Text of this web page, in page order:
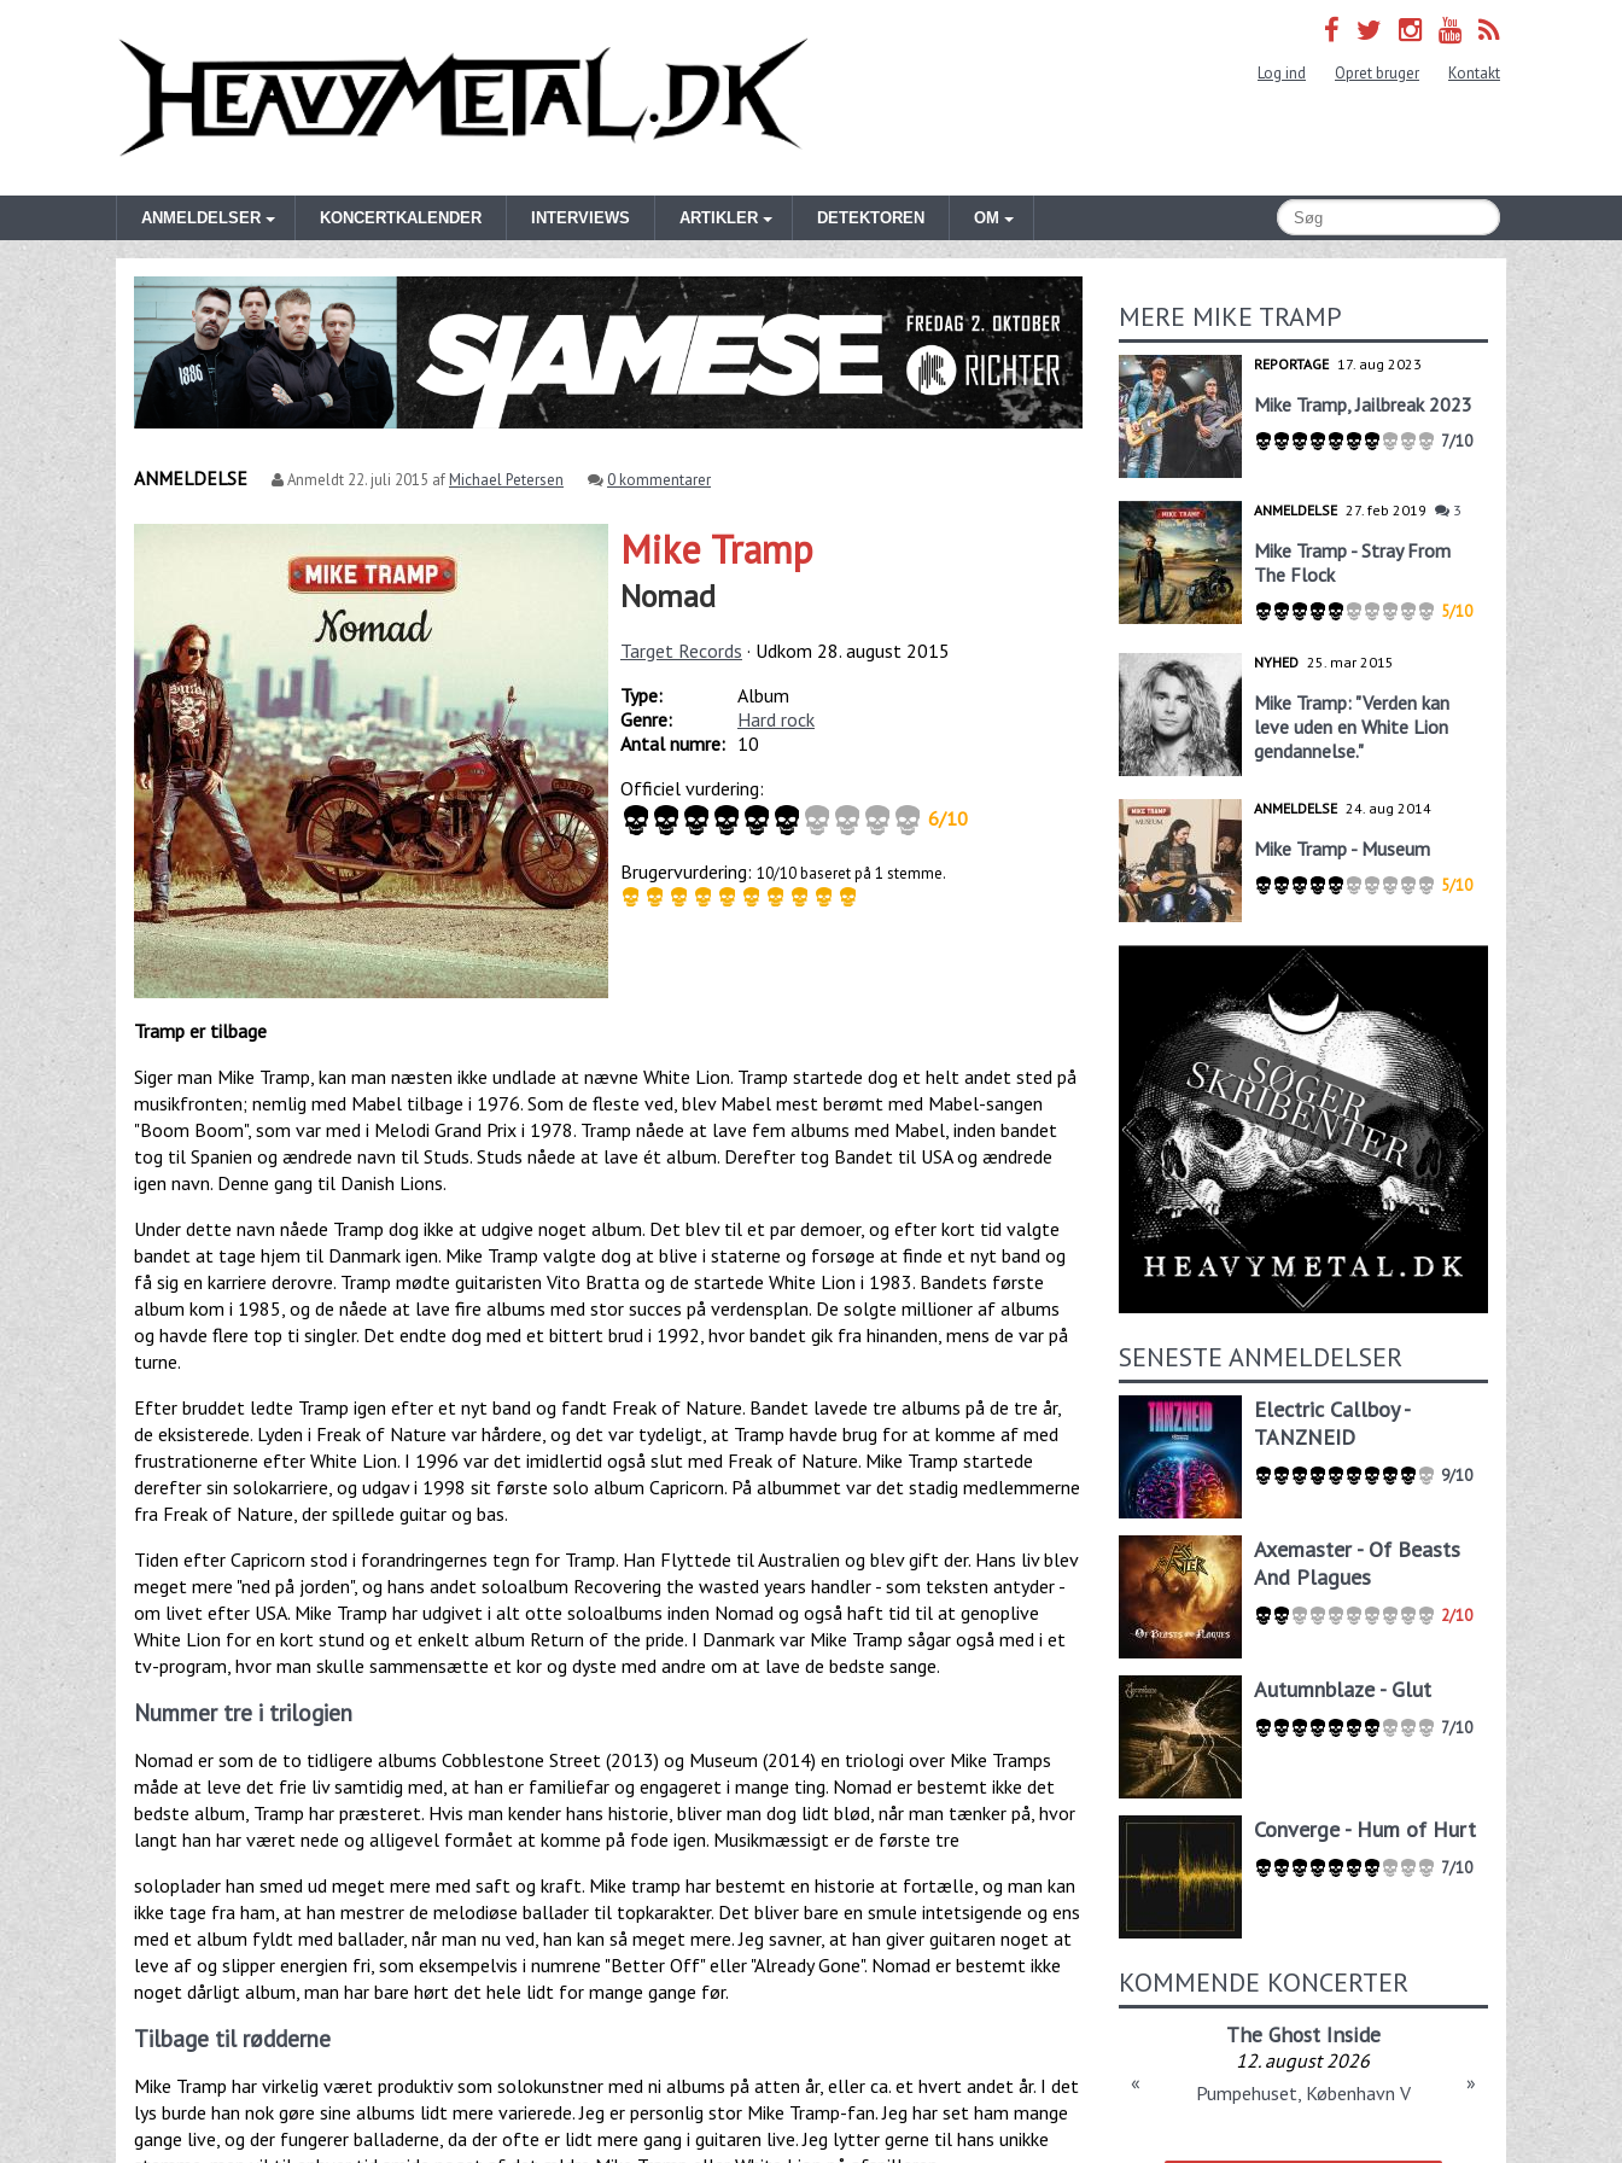
Log ind Opret bruger Kontakt
ANMELDELSER KONCERTKALENDER INTERVIEWS ARTIKLER DETEKTOREN OM
ANMELDELSE Anmeldt 22. juli 2015 afMichael Petersen 0 kommentarer
Mike Tramp
Nomad
Target Records · Udkom 28. august 2015
Type:
Album
Genre:
Hard rock
Antal numre: 10
Officiel vurdering:
6/10
Brugervurdering: 10/10 baseret på 1 stemme.
Tramp er tilbage
Siger man Mike Tramp, kan man næsten ikke undlade at nævne White Lion. Tramp startede dog et helt andet sted på
musikfronten; nemlig med Mabel tilbage i 1976. Som de fleste ved, blev Mabel mest berømt med Mabel-sangen
"Boom Boom", som var med i Melodi Grand Prix i 1978. Tramp nåede at lave fem albums med Mabel, inden bandet
tog til Spanien og ændrede navn til Studs. Studs nåede at lave ét album. Derefter tog Bandet til USA og ændrede
igen navn. Denne gang til Danish Lions.
Under dette navn nåede Tramp dog ikke at udgive noget album. Det blev til et par demoer, og efter kort tid valgte
bandet at tage hjem til Danmark igen. Mike Tramp valgte dog at blive i staterne og forsøge at finde et nyt band og
få sig en karriere derovre. Tramp mødte guitaristen Vito Bratta og de startede White Lion i 1983. Bandets første
album kom i 1985, og de nåede at lave fire albums med stor succes på verdensplan. De solgte millioner af albums
og havde flere top ti singler. Det endte dog med et bittert brud i 1992, hvor bandet gik fra hinanden, mens de var på
turne.
Efter bruddet ledte Tramp igen efter et nyt band og fandt Freak of Nature. Bandet lavede tre albums på de tre år,
de eksisterede. Lyden i Freak of Nature var hårdere, og det var tydeligt, at Tramp havde brug for at komme af med
frustrationerne efter White Lion. I 1996 var det imidlertid også slut med Freak of Nature. Mike Tramp startede
derefter sin solokarriere, og udgav i 1998 sit første solo album Capricorn. På albummet var det stadig medlemmerne
fra Freak of Nature, der spillede guitar og bas.
Tiden efter Capricorn stod i forandringernes tegn for Tramp. Han Flyttede til Australien og blev gift der. Hans liv blev
meget mere "ned på jorden", og hans andet soloalbum Recovering the wasted years handler - som teksten antyder -
om livet efter USA. Mike Tramp har udgivet i alt otte soloalbums inden Nomad og også haft tid til at genoplive
White Lion for en kort stund og et enkelt album Return of the pride. I Danmark var Mike Tramp sågar også med i et
tv-program, hvor man skulle sammensætte et kor og dyste med andre om at lave de bedste sange.
Nummer tre i trilogien
Nomad er som de to tidligere albums Cobblestone Street (2013) og Museum (2014) en triologi over Mike Tramps
måde at leve det frie liv samtidig med, at han er familiefar og engageret i mange ting. Nomad er bestemt ikke det
bedste album, Tramp har præsteret. Hvis man kender hans historie, bliver man dog lidt blød, når man tænker på, hvor
langt han har været nede og alligevel formået at komme på fode igen. Musikmæssigt er de første tre
soloplader han smed ud meget mere med saft og kraft. Mike tramp har bestemt en historie at fortælle, og man kan
ikke tage fra ham, at han mestrer de melodiøse ballader til topkarakter. Det bliver bare en smule intetsigende og ens
med et album fyldt med ballader, når man nu ved, han kan så meget mere. Jeg savner, at han giver guitaren noget at
leve af og slipper energien fri, som eksempelvis i numrene "Better Off" eller "Already Gone". Nomad er bestemt ikke
noget dårligt album, man har bare hørt det hele lidt for mange gange før.
Tilbage til rødderne
Mike Tramp har virkelig været produktiv som solokunstner med ni albums på atten år, eller ca. et hvert andet år. I det
lys burde han nok gøre sine albums lidt mere varierede. Jeg er personlig stor Mike Tramp-fan. Jeg har set ham mange
gange live, og der fungerer balladerne, da der ofte er lidt mere gang i guitaren live. Jeg lytter gerne til hans unikke
MERE MIKE TRAMP
REPORTAGE 17. aug 2023
Mike Tramp, Jailbreak 2023
7/10
ANMELDELSE 27. feb 2019 3
Mike Tramp - Stray From
The Flock
5/10
NYHED 25. mar 2015
Mike Tramp: "Verden kan
leve uden en White Lion
gendannelse."
ANMELDELSE 24. aug 2014
Mike Tramp - Museum
5/10
SENESTE ANMELDELSER
Electric Callboy -
TANZNEID
9/10
Axemaster - Of Beasts
And Plagues
2/10
Autumnblaze - Glut
7/10
Converge - Hum of Hurt
7/10
KOMMENDE KONCERTER
The Ghost Inside
12. august 2026
Pumpehuset, København V
« »